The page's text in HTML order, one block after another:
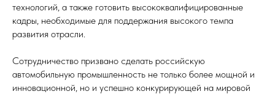
технологий, а также готовить высококвалифицированные
кадры, необходимые для поддержания высокого темпа
развития отрасли.
Сотрудничество призвано сделать российскую
автомобильную промышленность не только более мощной и
инновационной, но и успешно конкурирующей на мировой